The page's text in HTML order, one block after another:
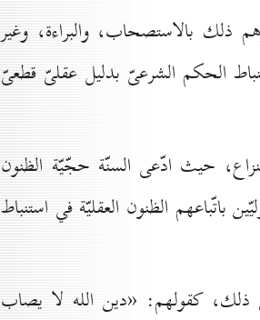
ذلك بالاستصحاب، والبراءة، وغير
الحكم الشرعىّ بدليل عقلىّ قطعىّ
النزاع، حيث ادّعى السنّة حجّيّة الظنون
باتّباعهم الظنون العقليّة في استنباط
ذلك، كقولهم: «دين الله لا يصاب